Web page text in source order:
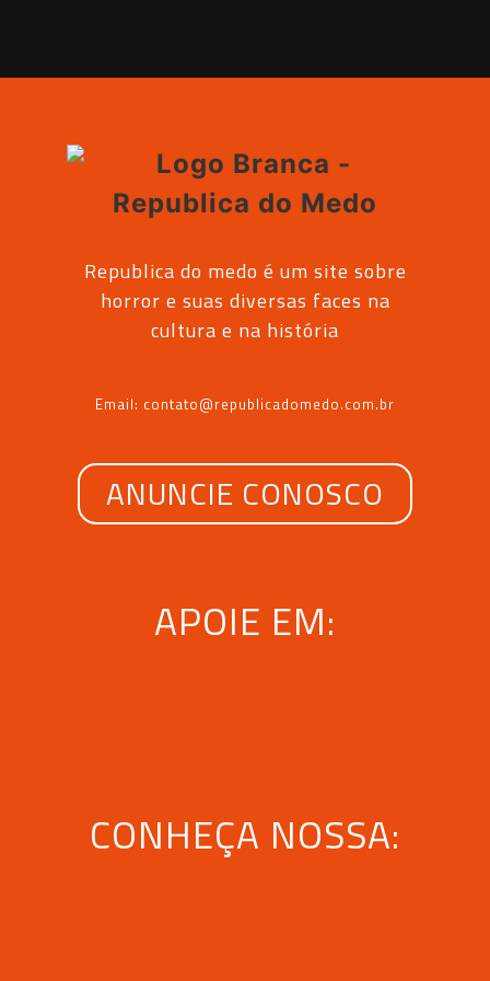
Republica do medo é um site sobre
horror e suas diversas faces na
cultura e na história
Email: contato@republicadomedo.com.br
ANUNCIE CONOSCO
APOIE EM:
CONHEÇA NOSSA: